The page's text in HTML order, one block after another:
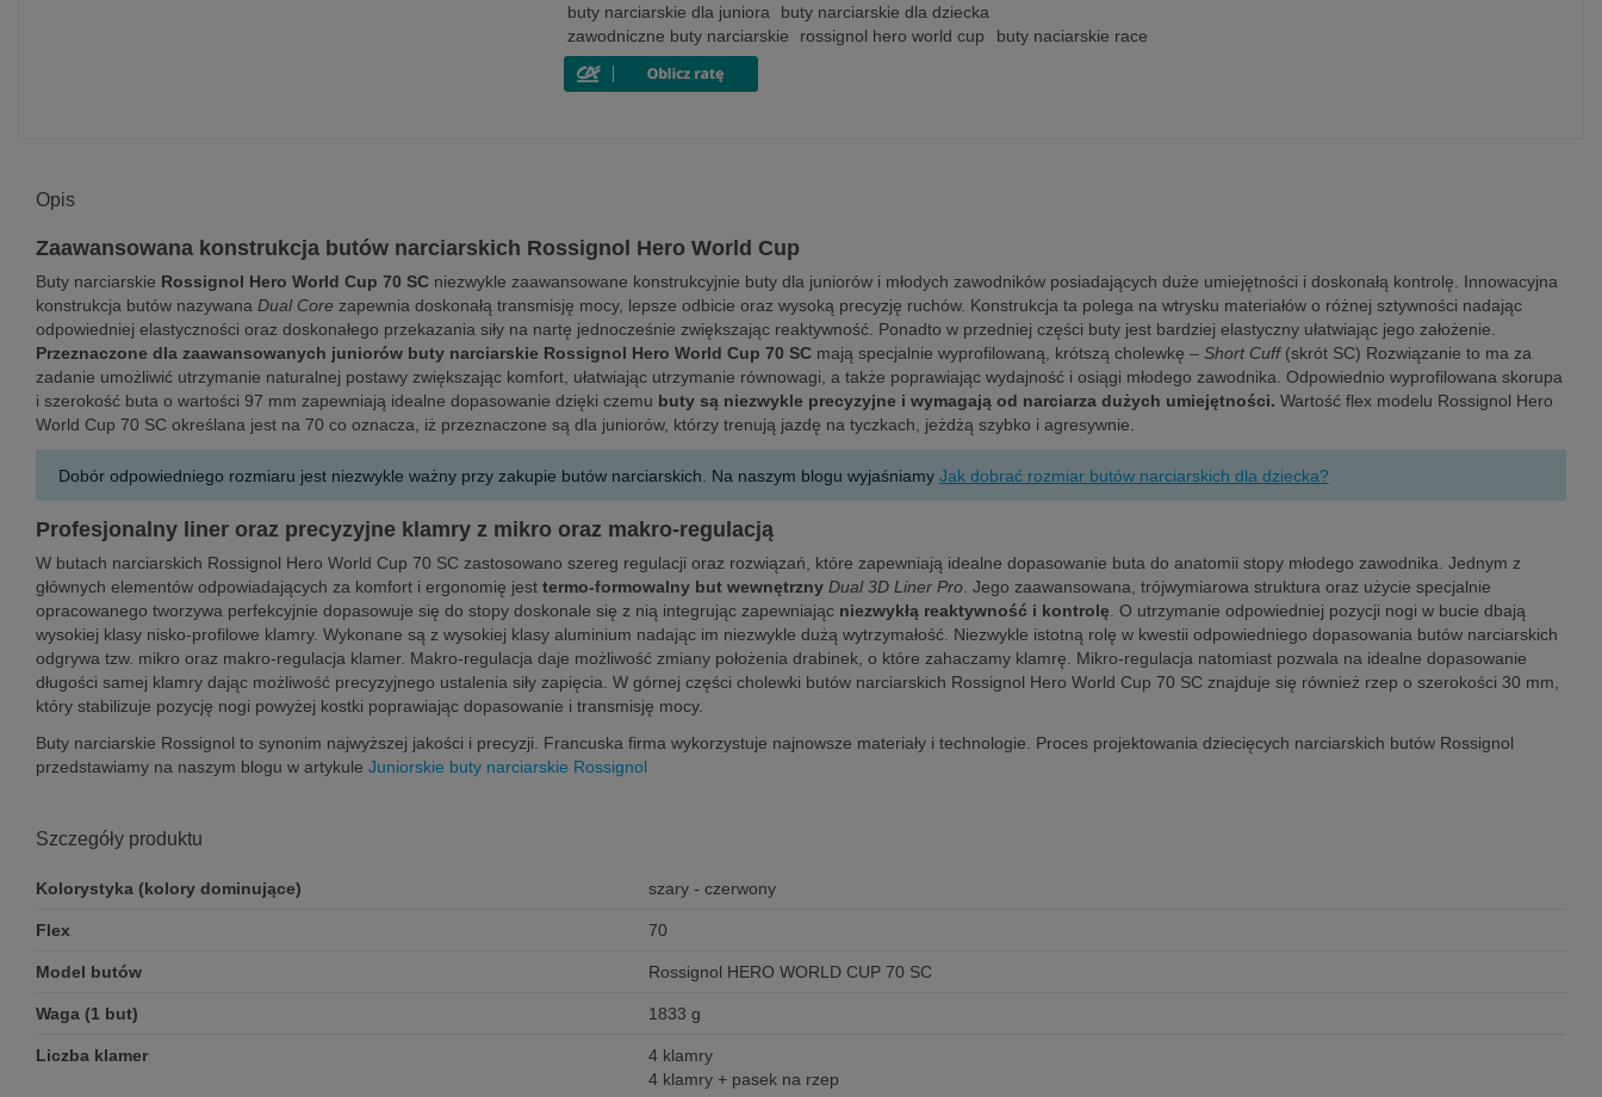
buty narciarskie dla juniora
buty narciarskie dla dziecka
zawodniczne buty narciarskie
rossignol hero world cup buty naciarskie race
Opis
Zaawansowana konstrukcja butów narciarskich Rossignol Hero World Cup
Buty narciarskie Rossignol Hero World Cup 70 SC niezwykle zaawansowane konstrukcyjnie buty dla juniorów i młodych zawodników posiadających duże umiejętności i doskonałą kontrolę. Innowacyjna
konstrukcja butów nazywana Dual Core zapewnia doskonałą transmisję mocy, lepsze odbicie oraz wysoką precyzję ruchów. Konstrukcja ta polega na wtrysku materiałów o różnej sztywności nadając
odpowiedniej elastyczności oraz doskonałego przekazania siły na nartę jednocześnie zwiększając reaktywność. Ponadto w przedniej części buty jest bardziej elastyczny ułatwiając jego założenie.
Przeznaczone dla zaawansowanych juniorów buty narciarskie Rossignol Hero World Cup 70 SC mają specjalnie wyprofilowaną, krótszą cholewkę – Short Cuff (skrót SC) Rozwiązanie to ma za
zadanie umożliwić utrzymanie naturalnej postawy zwiększając komfort, ułatwiając utrzymanie równowagi, a także poprawiając wydajność i osiągi młodego zawodnika. Odpowiednio wyprofilowana skorupa
i szerokość buta o wartości 97 mm zapewniają idealne dopasowanie dzięki czemu buty są niezwykle precyzyjne i wymagają od narciarza dużych umiejętności. Wartość flex modelu Rossignol Hero
World Cup 70 SC określana jest na 70 co oznacza, iż przeznaczone są dla juniorów, którzy trenują jazdę na tyczkach, jeżdżą szybko i agresywnie.
Dobór odpowiedniego rozmiaru jest niezwykle ważny przy zakupie butów narciarskich. Na naszym blogu wyjaśniamy Jak dobrać rozmiar butów narciarskich dla dziecka?
Profesjonalny liner oraz precyzyjne klamry z mikro oraz makro-regulacją
W butach narciarskich Rossignol Hero World Cup 70 SC zastosowano szereg regulacji oraz rozwiązań, które zapewniają idealne dopasowanie buta do anatomii stopy młodego zawodnika. Jednym z
głównych elementów odpowiadających za komfort i ergonomię jest termo-formowalny but wewnętrzny Dual 3D Liner Pro . Jego zaawansowana, trójwymiarowa struktura oraz użycie specjalnie
opracowanego tworzywa perfekcyjnie dopasowuje się do stopy doskonale się z nią integrując zapewniając niezwykłą reaktywność i kontrolę . O utrzymanie odpowiedniej pozycji nogi w bucie dbają
wysokiej klasy nisko-profilowe klamry. Wykonane są z wysokiej klasy aluminium nadając im niezwykle dużą wytrzymałość. Niezwykle istotną rolę w kwestii odpowiedniego dopasowania butów narciarskich
odgrywa tzw. mikro oraz makro-regulacja klamer. Makro-regulacja daje możliwość zmiany położenia drabinek, o które zahaczamy klamrę. Mikro-regulacja natomiast pozwala na idealne dopasowanie
długości samej klamry dając możliwość precyzyjnego ustalenia siły zapięcia. W górnej części cholewki butów narciarskich Rossignol Hero World Cup 70 SC znajduje się również rzep o szerokości 30 mm,
który stabilizuje pozycję nogi powyżej kostki poprawiając dopasowanie i transmisję mocy.
Buty narciarskie Rossignol to synonim najwyższej jakości i precyzji. Francuska firma wykorzystuje najnowsze materiały i technologie. Proces projektowania dziecięcych narciarskich butów Rossignol
przedstawiamy na naszym blogu w artykule Juniorskie buty narciarskie Rossignol
Szczegóły produktu
Kolorystyka (kolory dominujące) szary - czerwony
Flex 70
Model butów Rossignol HERO WORLD CUP 70 SC
Waga (1 but) 1833 g
Liczba klamer
4 klamry
4 klamry + pasek na rzep